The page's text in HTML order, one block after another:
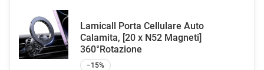
Lamicall Porta Cellulare Auto
Calamita, [20 x N52 Magneti]
360°Rotazione
−15%